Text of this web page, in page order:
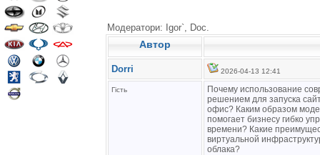
Модератори: Igor`, Doc.
Автор
Dorri 2026-04-13 12:41
Гість
Почему использование
решением для запуска
офис? Каким образом
помогает бизнесу гибко
времени? Какие
виртуальной
облака?